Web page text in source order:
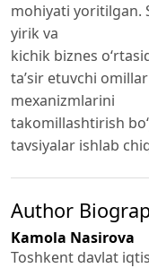
mohiyati yoritilgan.
yirik va
kichik biznes
ta’sir etuvchi
mexanizmlarini
takomillashtirish
tavsiyalar ishlab
Author
Kamola Nasirova
Toshkent davlat